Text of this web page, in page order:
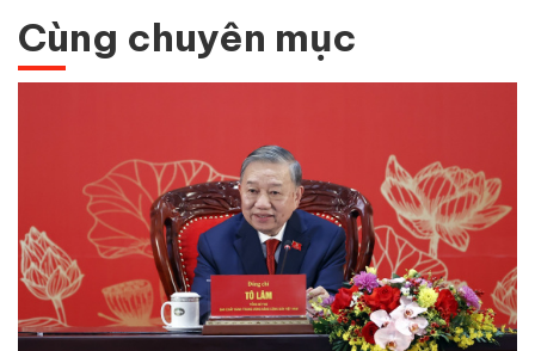
Cùng chuyên mục